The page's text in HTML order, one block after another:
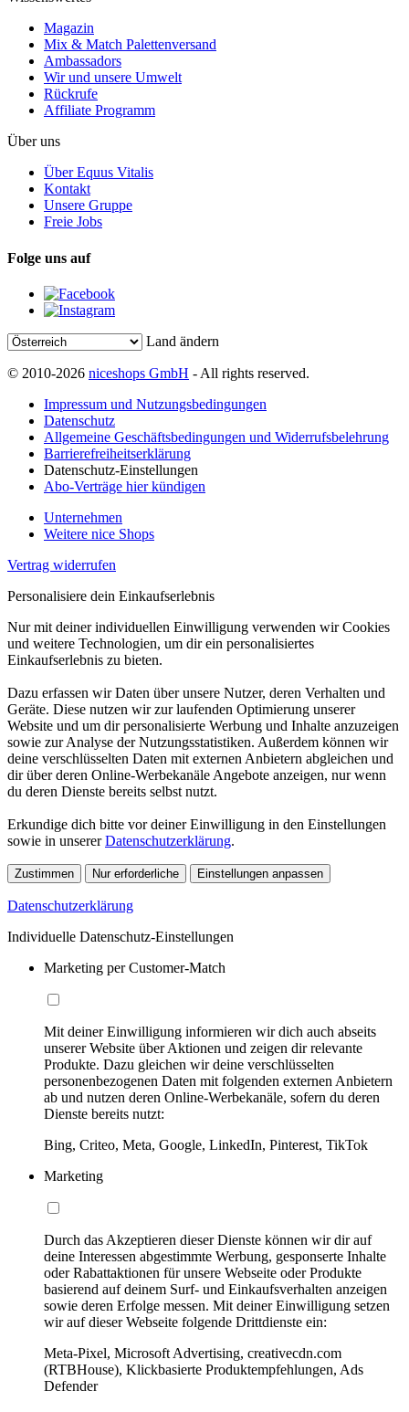
Magazin
Mix & Match Palettenversand
Ambassadors
Wir und unsere Umwelt
Rückrufe
Affiliate Programm
Über uns
Über Equus Vitalis
Kontakt
Unsere Gruppe
Freie Jobs
Folge uns auf
Land ändern
© 2010-2026 niceshops GmbH - All rights reserved.
Impressum und Nutzungsbedingungen
Datenschutz
Allgemeine Geschäftsbedingungen und Widerrufsbelehrung
Barrierefreiheitserklärung
Datenschutz-Einstellungen
Abo-Verträge hier kündigen
Unternehmen
Weitere nice Shops
Vertrag widerrufen
Personalisiere dein Einkaufserlebnis
Nur mit deiner individuellen Einwilligung verwenden wir Cookies
und weitere Technologien, um dir ein personalisiertes
Einkaufserlebnis zu bieten.
Dazu erfassen wir Daten über unsere Nutzer, deren Verhalten und
Geräte. Diese nutzen wir zur laufenden Optimierung unserer
Website und um dir personalisierte Werbung und Inhalte anzuzeigen
sowie zur Analyse der Nutzungsstatistiken. Außerdem können wir
deine verschlüsselten Daten mit externen Anbietern abgleichen und
dir über deren Online-Werbekanäle Angebote anzeigen, nur wenn
du deren Dienste bereits selbst nutzt.
Erkundige dich bitte vor deiner Einwilligung in den Einstellungen
sowie in unsererDatenschutzerklärung.
Zustimmen Nur erforderliche Einstellungen anpassen
Datenschutzerklärung
Individuelle Datenschutz-Einstellungen
Marketing per Customer-Match
Mit deiner Einwilligung informieren wir dich auch abseits
unserer Website über Aktionen und zeigen dir relevante
Produkte. Dazu gleichen wir deine verschlüsselten
personenbezogenen Daten mit folgenden externen Anbietern
ab und nutzen deren Online-Werbekanäle, sofern du deren
Dienste bereits nutzt:
Bing, Criteo, Meta, Google, LinkedIn, Pinterest, TikTok
Marketing
Durch das Akzeptieren dieser Dienste können wir dir auf
deine Interessen abgestimmte Werbung, gesponserte Inhalte
oder Rabattaktionen für unsere Webseite oder Produkte
basierend auf deinem Surf- und Einkaufsverhalten anzeigen
sowie deren Erfolge messen. Mit deiner Einwilligung setzen
wir auf dieser Webseite folgende Drittdienste ein:
Meta-Pixel, Microsoft Advertising, creativecdn.com
(RTBHouse), Klickbasierte Produktempfehlungen, Ads
Defender